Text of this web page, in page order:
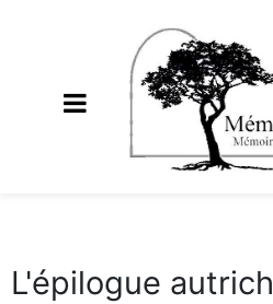
L'épilogue